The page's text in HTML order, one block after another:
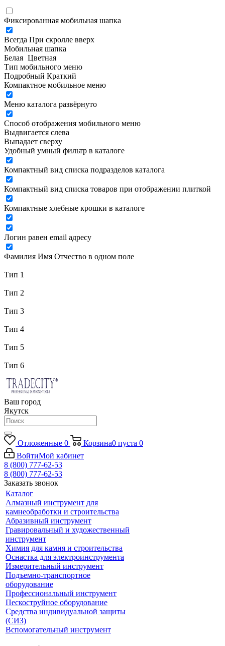
Фиксированная мобильная шапка
Всегда При скролле вверх
Мобильная шапка
Белая Цветная
Тип мобильного меню
Подробный Краткий
Компактное мобильное меню
Меню каталога развёрнуто
Способ отображения мобильного меню
Выдвигается слева
Выпадает сверху
Удобный умный фильтр в каталоге
Компактный вид списка подразделов каталога
Компактный вид списка товаров при отображении плиткой
Компактные хлебные крошки в каталоге
Логин равен email адресу
Фамилия Имя Отчество в одном поле
Тип 1
Тип 2
Тип 3
Тип 4
Тип 5
Тип 6
Ваш город
Якутск
Отложенные 0 Корзина0 пуста 0
ВойтиМой кабинет
8 (800) 777-62-53
8 (800) 777-62-53
Заказать звонок
Каталог
Алмазный инструмент для
камнеобработки и строительства
Абразивный инструмент
Гравировальный и художественный
инструмент
Химия для камня и строительства
Оснастка для электроинструмента
Измерительный инструмент
Подъемно-транспортное
оборудование
Профессиональный инструмент
Пескоструйное оборудование
Средства индивидуальной защиты
(СИЗ)
Вспомогательный инструмент